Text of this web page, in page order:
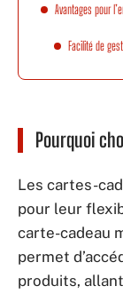
Avantages pour
Facilité de
Pourquoi
Les cartes-
pour leur
carte-cadeau
permet
produits,